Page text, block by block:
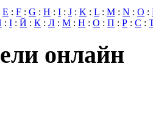
E : F : G : H : I : J : K : L : M : N : O :
: І : Й : К : Л : М : Н : О : П : Р : С :
онлайн